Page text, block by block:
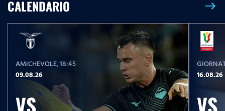
23.05.26
Serie A Enilive | Lazio-Pisa, le parole post partita
23.05.26
Serie A Enilive | Lazio-Pisa, la conferenza stampa
post partita
CALENDARIO east
AMICHEVOLE, 18:45
09.08.26
VS
16.08.26
VS